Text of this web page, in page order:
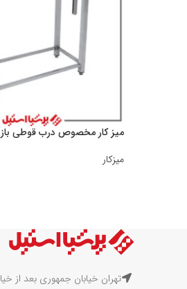
میز کار مخصوص درب قوطی
میزکار
تهران خیابان جمهوری بعد از